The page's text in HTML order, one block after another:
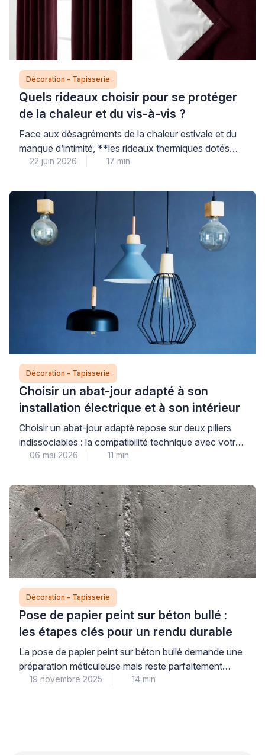
Décoration - Tapisserie
Quels rideaux choisir pour se protéger
de la chaleur et du vis-à-vis ?
Face aux désagréments de la chaleur estivale et du
manque d’intimité, **les rideaux thermiques dotés
d’une doublure isolante certifiée constituent une
votre confort au quotidien sans engager de travaux
conséquents. Le choix du bon rideau repose sur des
critères techniques précis – nature du tissu, présence
d’une doublure spécifique, […]
22 juin 2026 17 min
Décoration - Tapisserie
Choisir un abat-jour adapté à son
installation électrique et à son intérieur
Choisir un abat-jour adapté repose sur deux piliers
indissociables : la compatibilité technique avec votre
installation électrique et l’harmonie esthétique avec
fois votre sécurité au quotidien et votre satisfaction
décorative, deux dimensions qui méritent la même
attention pour un résultat à la hauteur de vos
attentes. Les […]
06 mai 2026 11 min
Décoration - Tapisserie
Pose de papier peint sur béton bullé :
les étapes clés pour un rendu durable
La pose de papier peint sur béton bullé demande une
préparation méticuleuse mais reste parfaitement
réalisable pour transformer durablement votre
19 novembre 2025 14 min